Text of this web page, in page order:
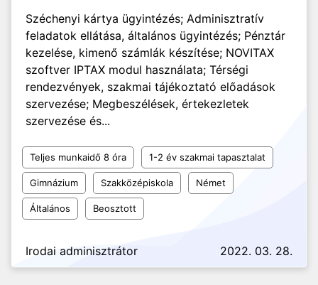
Széchenyi kártya ügyintézés; Adminisztratív
feladatok ellátása, általános ügyintézés; Pénztár
kezelése, kimenő számlák készítése; NOVITAX
szoftver IPTAX modul használata; Térségi
rendezvények, szakmai tájékoztató előadások
szervezése; Megbeszélések, értekezletek
szervezése és...
Teljes munkaidő 8 óra 1-2 év szakmai tapasztalat
Gimnázium Szakközépiskola Német
Általános Beosztott
Irodai adminisztrátor 2022. 03. 28.